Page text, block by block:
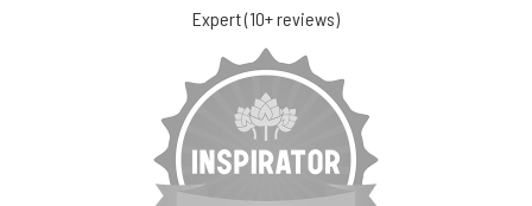
Expert (10+ reviews)